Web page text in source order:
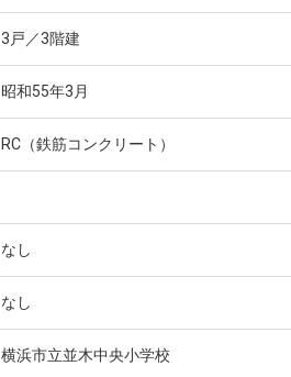
3戸／3階建
昭和55年3月
RC（鉄筋コンクリート）
なし
なし
横浜市立並木中央小学校